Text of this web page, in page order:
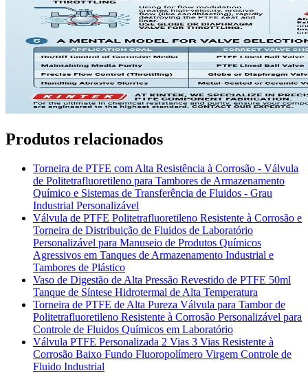
Produtos relacionados
Torneira de PTFE com Alta Resistência à Corrosão - Válvula
de Politetrafluoretileno para Tambores de Armazenamento
Químico e Sistemas de Transferência de Fluidos - Grau
Industrial Personalizável
Válvula de PTFE Politetrafluoretileno Resistente à Corrosão e
Torneira de Distribuição de Fluidos de Laboratório
Personalizável para Manuseio de Produtos Químicos
Agressivos em Tanques de Armazenamento Industrial e
Tambores de Plástico
Vaso de Digestão de Alta Pressão Revestido de PTFE 50ml
Tanque de Síntese Hidrotermal de Alta Temperatura
Torneira de PTFE de Alta Pureza Válvula para Tambor de
Politetrafluoretileno Resistente à Corrosão Personalizável para
Controle de Fluidos Químicos em Laboratório
Válvula PTFE Personalizada 2 Vias 3 Vias Resistente à
Corrosão Baixo Fundo Fluoropolímero Virgem Controle de
Fluido Industrial